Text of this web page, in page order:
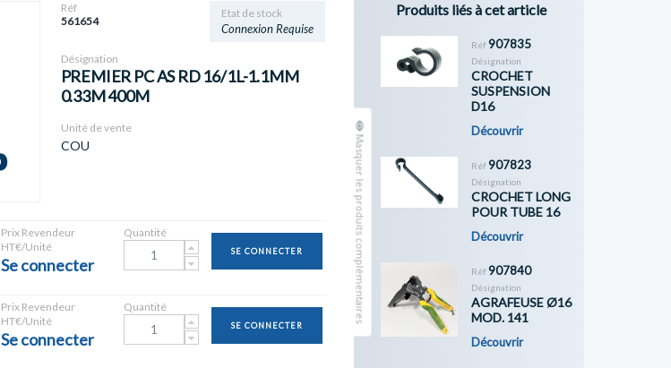
Etat de stock
Connexion Requise
Réf
561654
Désignation
PREMIER PC AS RD 16/1L-1.1MM
0.33M 400M
Unité de vente
COU
Prix Revendeur
HT€/Unité
Se connecter
Quantité
SE CONNECTER
Prix Revendeur
HT€/Unité
Se connecter
Quantité
SE CONNECTER
Masquer les produits complémentaires
Produits liés à cet article
Réf907835
Désignation
CROCHET
SUSPENSION
D16
Découvrir
Réf907823
Désignation
CROCHET LONG
POUR TUBE 16
Découvrir
Réf907840
Désignation
AGRAFEUSE Ø16
MOD. 141
Découvrir